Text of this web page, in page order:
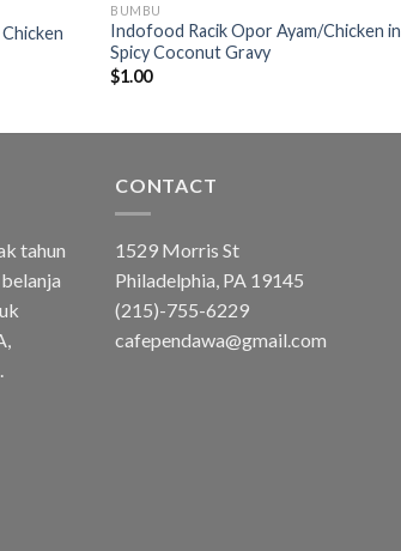
BUMBU
Indofood Racik Opor Ayam/Chicken in
Spicy Coconut Gravy
$1.00
tahun
CONTACT
1529 Morris St
Philadelphia, PA 19145
(215)-755-6229
cafependawa@gmail.com